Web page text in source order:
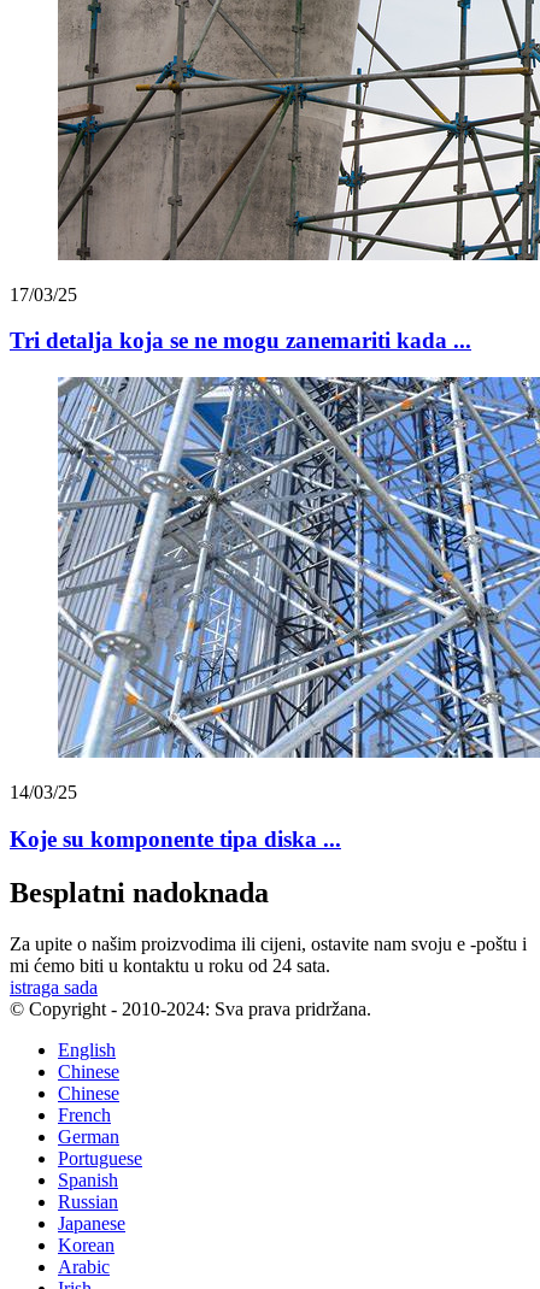
17/03/25
Tri detalja koja se ne mogu zanemariti kada ...
14/03/25
Koje su komponente tipa diska ...
Besplatni nadoknada
Za upite o našim proizvodima ili cijeni, ostavite nam svoju e -poštu i
mi ćemo biti u kontaktu u roku od 24 sata.
istraga sada
© Copyright - 2010-2024: Sva prava pridržana.
English
Chinese
Chinese
French
German
Portuguese
Spanish
Russian
Japanese
Korean
Arabic